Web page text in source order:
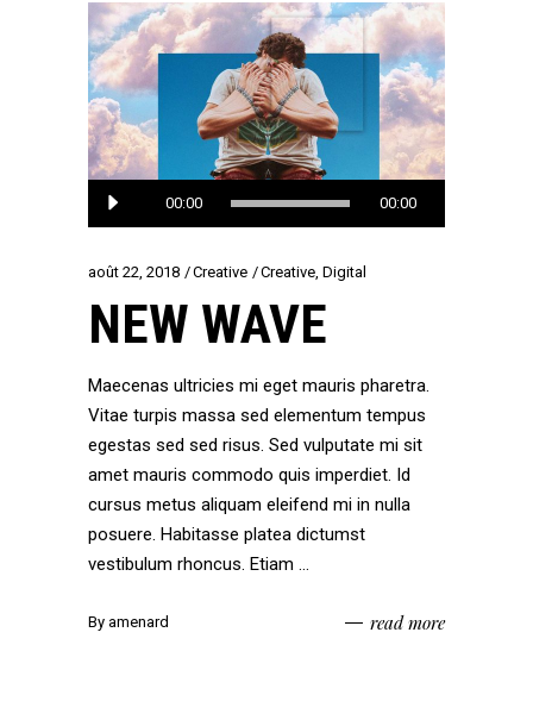
Lecteur
audio
00:00 00:00
août 22, 2018 Creative Creative, Digital
NEW WAVE
Maecenas ultricies mi eget mauris pharetra.
Vitae turpis massa sed elementum tempus
egestas sed sed risus. Sed vulputate mi sit
amet mauris commodo quis imperdiet. Id
cursus metus aliquam eleifend mi in nulla
posuere. Habitasse platea dictumst
vestibulum rhoncus. Etiam
By amenard read more